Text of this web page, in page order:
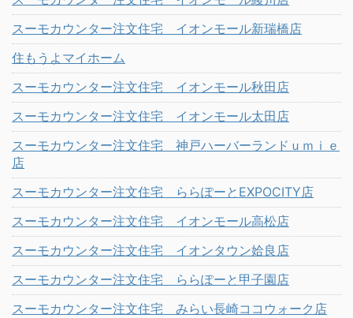
スーモカウンター注文住宅 イオンモール新瑞橋店
住もうよマイホーム
スーモカウンター注文住宅 イオンモール秋田店
スーモカウンター注文住宅 イオンモール太田店
スーモカウンター注文住宅 神戸ハーバーランドｕｍｉｅ
店
スーモカウンター注文住宅 ららぽーとEXPOCITY店
スーモカウンター注文住宅 イオンモール高松店
スーモカウンター注文住宅 イオンタウン姶良店
スーモカウンター注文住宅 ららぽーと甲子園店
スーモカウンター注文住宅 みらい長崎ココウォーク店